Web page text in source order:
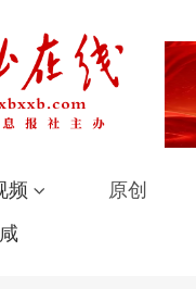
频 原创